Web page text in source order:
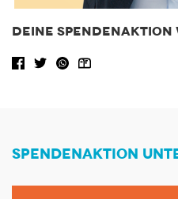
DEINE SPENDENAKTION
Facebook share
SPENDENAKTION